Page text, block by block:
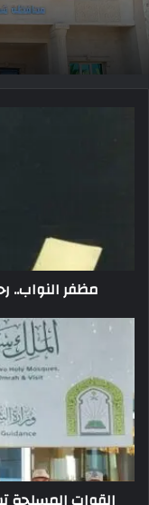
مظفر النواب..